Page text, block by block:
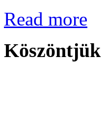
Read more
Köszöntjük